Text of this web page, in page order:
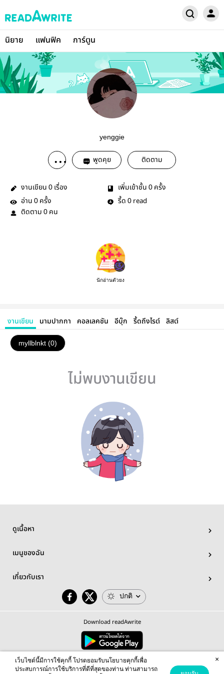
นิยาย แฟนฟิค การ์ตูน
yenggie
พูดคุย ติดตาม
งานเขียน 0 เรื่อง เพิ่มเข้าชั้น 0 ครั้ง
อ่าน 0 ครั้ง รี้ด 0 read
ติดตาม 0 คน
นักอ่านตัวยง
งานเขียน นามปากกา คอลเลคชัน อีบุ๊ก รี้ดถึงไรต์ ลิสต์
myllblnkt (0)
ไม่พบงานเขียน
ดูเนื้อหา
เมนูของฉัน
เกี่ยวกับเรา
ปกติ
Download readAwrite
© 2026 readAwrite.com by MEB Corporation Public Company Limited
This site is protected by reCAPTCHA and the Google Privacy Policy Terms of Serviceapply.
เว็บไซต์นี้มีการใช้คุกกี้ โปรดยอมรับนโยบายคุกกี้เพื่อ
ประสบการณ์การใช้บริการที่ดีที่สุดของท่าน ท่านสามารถ
×